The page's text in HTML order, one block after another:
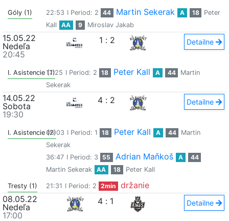
Góly (1) 22:53 I Period: 2 44 Martin Sekerak A 18
Peter
Kall
AA 9 Miroslav Jakab
15.05.22
Nedeľa
20:45
1 : 2 Detailne
I. Asistencie (1)17:25 I Period: 2 18 Peter Kall A 44
Martin
Sekerak
14.05.22
Sobota
19:30
4 : 2 Detailne
I. Asistencie (2)08:03 I Period: 1 18 Peter Kall A 44
Martin
Sekerak
36:47 I Period: 3 55 Adrian Maňkoš A
44
Martin Sekerak
AA 18 Peter Kall
Tresty (1) 21:31 I Period: 2 2min
držanie
08.05.22
Nedeľa
17:00
4 : 1 Detailne